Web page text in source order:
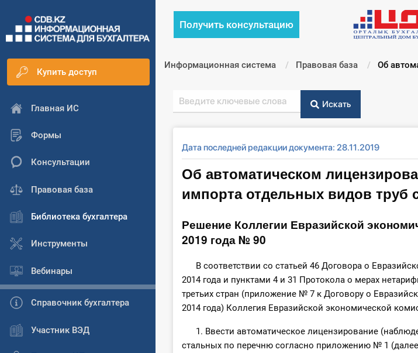
Купить доступ
Главная ИС
Формы
Консультации
Правовая база
Библиотека бухгалтера
Инструменты
Вебинары
Справочник бухгалтера
Участник ВЭД
Получить консультацию
Информационная система Правовая база Текущий:
Об
Искать
Дата последней редакции документа: 28.11.2019
Об автоматическом
импорта отдельных видов труб
Решение Коллегии Евразийской
2019 года № 90
В соответствии со статьей 46 Договора о
2014 года и пунктами 4 и 31 Протокола о мерах
третьих стран (приложение № 7 к Договору о
2014 года) Коллегия Евразийской экономической
1. Ввести автоматическое лицензирование
стальных по перечню согласно приложению № 1